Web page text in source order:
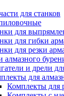
для станков
для
для гибки
для резки
алмазного
и дрели
для
Комплекты для